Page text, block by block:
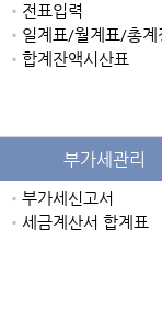
• 전표입력
• 일계표/월계표/총계
• 합계잔액시산표
부가세관리
• 부가세신고서
• 세금계산서 합계표